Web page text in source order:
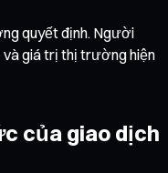
quyết định. Người
và giá trị thị trường hiện
của giao dịch